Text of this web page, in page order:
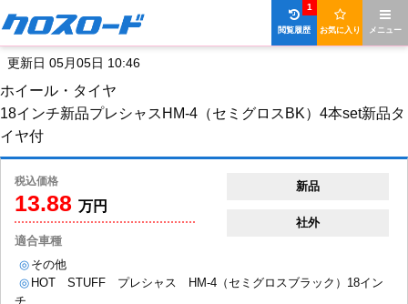
メニュー
お気に入り
閲覧履歴
1
更新日 05月05日 10:46
ホイール・タイヤ
18インチ新品プレシャスHM-4（セミグロスBK）4本set新品タ
イヤ付
税込価格
13.88 万円
新品
社外
適合車種
◎ その他
◎ HOT STUFF プレシャス HM-4（セミグロスブラック）18イン
チ